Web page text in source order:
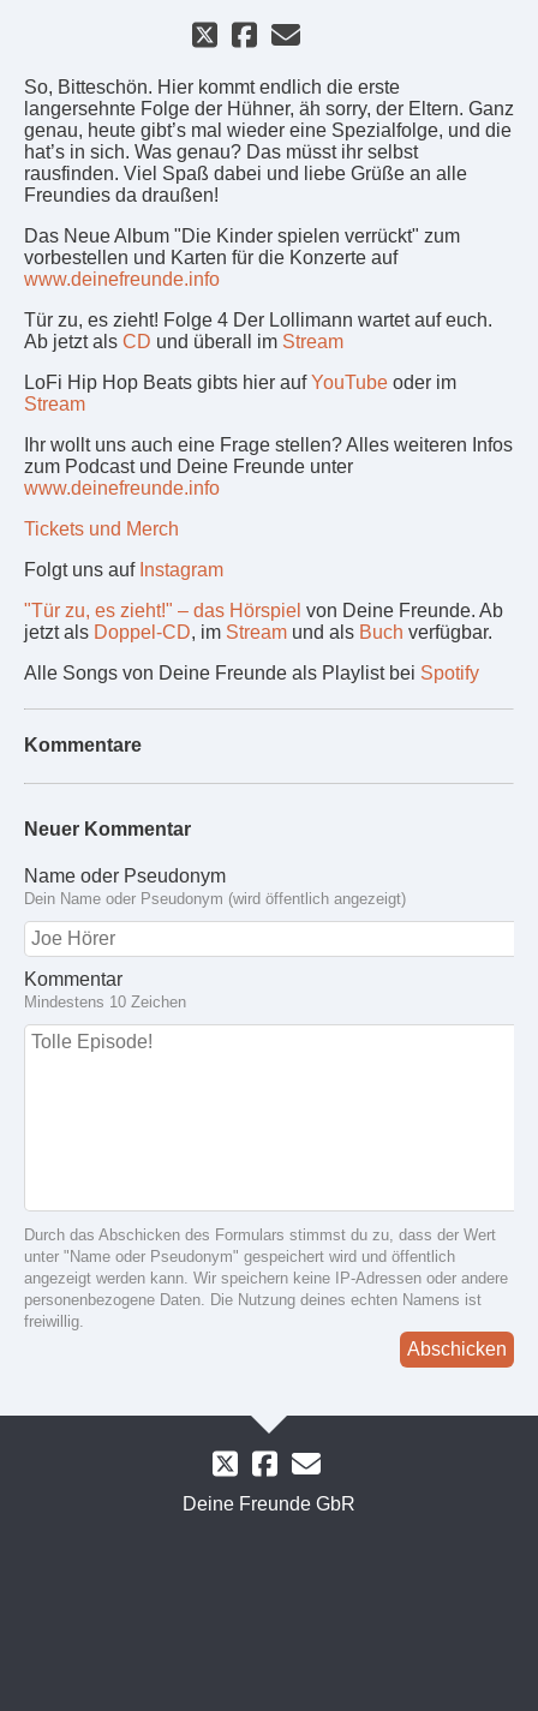
So, Bitteschön. Hier kommt endlich die erste
langersehnte Folge der Hühner, äh sorry, der Eltern. Ganz
genau, heute gibt’s mal wieder eine Spezialfolge, und die
hat’s in sich. Was genau? Das müsst ihr selbst
rausfinden. Viel Spaß dabei und liebe Grüße an alle
Freundies da draußen!
Das Neue Album "Die Kinder spielen verrückt" zum
vorbestellen und Karten für die Konzerte auf
www.deinefreunde.info
Tür zu, es zieht! Folge 4 Der Lollimann wartet auf euch.
Ab jetzt als CD und überall im Stream
LoFi Hip Hop Beats gibts hier aufYouTube oder im
Stream
Ihr wollt uns auch eine Frage stellen? Alles weiteren Infos
zum Podcast und Deine Freunde unter
www.deinefreunde.info
Tickets und Merch
Folgt uns auf Instagram
"Tür zu, es zieht!" – das Hörspiel von Deine Freunde. Ab
jetzt als Doppel-CD, im Stream und als Buch verfügbar.
Alle Songs von Deine Freunde als Playlist bei Spotify
Kommentare
Neuer Kommentar
Name oder Pseudonym
Dein Name oder Pseudonym (wird öffentlich angezeigt)
Kommentar
Mindestens 10 Zeichen
Durch das Abschicken des Formulars stimmst du zu, dass der Wert
unter "Name oder Pseudonym" gespeichert wird und öffentlich
angezeigt werden kann. Wir speichern keine IP-Adressen oder andere
personenbezogene Daten. Die Nutzung deines echten Namens ist
freiwillig.
Abschicken
Deine Freunde GbR